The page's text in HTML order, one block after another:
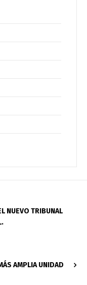
NUEVO TRIBUNAL
AMPLIA UNIDAD